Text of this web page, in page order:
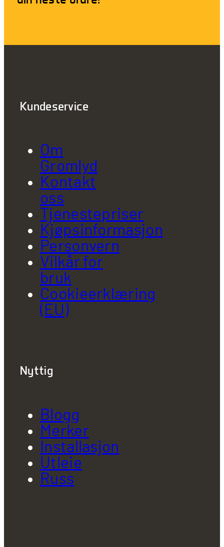
Kundeservice
Om
Gromlyd
Kontakt
oss
Tjenestepriser
Kjøpsinformasjon
Personvern
Vilkår for
bruk
Cookieerklæring
(EU)
Nyttig
Blogg
Merker
Installasjon
Utleie
Russ